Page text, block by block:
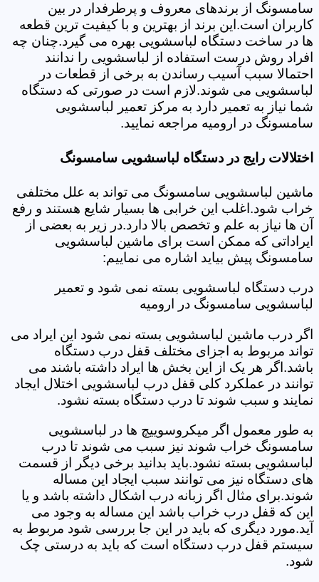
سامسونگ از برندهای معروف و پرطرفدار در بین
کاربران است.این برند از بهترین و با کیفیت ترین قطعه
ها در ساخت دستگاه لباسشویی بهره می گیرد.چنان چه
افراد روش درست استفاده از لباسشویی را ندانند
احتمالا سبب آسیب رساندن به برخی از قطعات در
لباسشویی می شوند.لازم است در صورتی که دستگاه
شما نیاز به تعمیر دارد به مرکز تعمیر لباسشویی
سامسونگ در ارومیه مراجعه نمایید.
اختلالات رایج در دستگاه لباسشویی سامسونگ
ماشین لباسشویی سامسونگ می تواند به علل مختلفی
خراب شود.اغلب این خرابی ها بسیار شایع هستند و رفع
آن ها نیاز به علم و تخصص بالا دارد.در زیر به بعضی از
ایراداتی که ممکن است برای ماشین لباسشویی
سامسونگ پیش بیاید اشاره می نماییم:
درب دستگاه لباسشویی بسته نمی شود و تعمیر
لباسشویی سامسونگ در ارومیه
اگر درب ماشین لباسشویی بسته نمی شود این ایراد می
تواند مربوط به اجزای مختلف قفل درب دستگاه
باشد.اگر هر یک از این بخش ها ایراد داشته باشند می
توانند در عملکرد کلی قفل درب لباسشویی اختلال ایجاد
نمایند و سبب شوند تا درب دستگاه بسته نشود.
به طور معمول اگر میکروسوییچ ها در لباسشویی
سامسونگ خراب شوند نیز سبب می شوند تا درب
لباسشویی بسته نشود.باید بدانید برخی دیگر از قسمت
های دستگاه نیز می توانند سبب ایجاد این مساله
شوند.برای مثال اگر زبانه درب اشکال داشته باشد و یا
این که قفل درب خراب باشد این مساله به وجود می
آید.مورد دیگری که باید در این جا بررسی شود مربوط به
سیستم قفل درب دستگاه است که باید به درستی چک
شود.